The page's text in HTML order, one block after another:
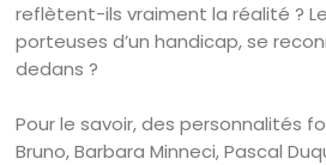
reflètent-ils vraiment la réalité ?
porteuses d’un handicap, se
dedans ?
Pour le savoir, des personnalités
Bruno, Barbara Minneci, Pascal